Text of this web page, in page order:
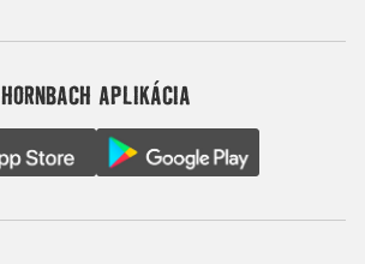
HORNBACH APLIKÁCIA